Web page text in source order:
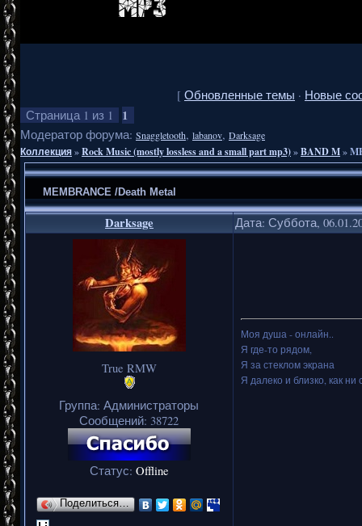
[ Обновленные темы · Новые
Страница 1 из 1 1
Модератор форума: Snaggletooth, labanov, Darksage
Коллекция»Rock Music (mostly lossless and a small part mp3)»BAND M»
MEMBRANCE /Death Metal
Darksage Дата: Суббота,
True RMW
Группа: Администраторы
Сообщений: 38722
Статус: Offline
Поделиться…
Моя душа - онлайн..
Я где-то рядом,
Я за стеклом экрана
Я далеко и близко, как ни